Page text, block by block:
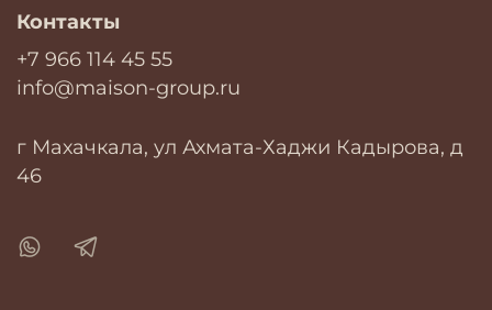
Контакты
+7 966 114 45 55
info@maison-group.ru
г Махачкала, ул Ахмата-Хаджи Кадырова, д
46